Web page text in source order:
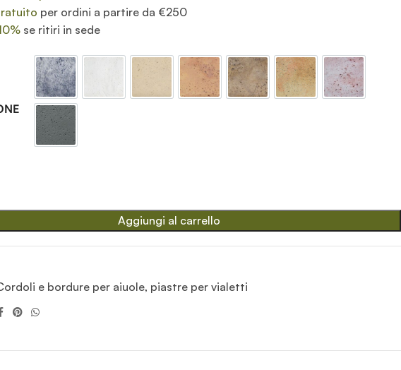
per ordini a partire da €250
se ritiri in sede
Antichizzato Mattone Old stonePietre del borgo
Rosa
Grafite
Aggiungi al carrello
e bordure per aiuole, piastre per vialetti